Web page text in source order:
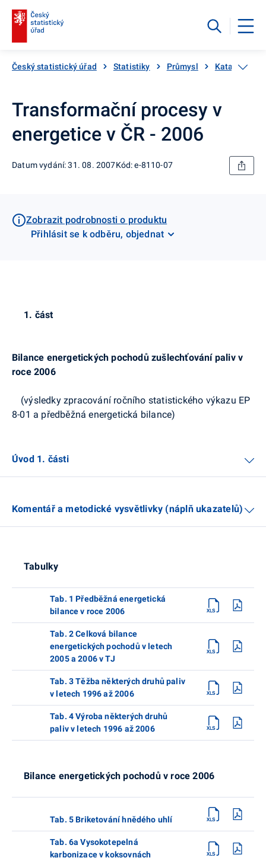
Český statistický úřad Statistiky Průmysl Katalog
Transformační procesy v
energetice v ČR - 2006
Datum vydání: 31. 08. 2007Kód: e-8110-07
Zobrazit podrobnosti o produktu
Přihlásit se k odběru, objednat
1. část
Bilance energetických pochodů zušlechťování paliv v
roce 2006
(výsledky zpracování ročního statistického výkazu EP
8-01 a předběžná energetická bilance)
Úvod 1. části
Komentář a metodické vysvětlivky (náplň ukazatelů)
Tabulky
Tab. 1 Předběžná energetická
bilance v roce 2006
Tab. 2 Celková bilance
energetických pochodů v letech
2005 a 2006 v TJ
Tab. 3 Těžba některých druhů paliv
v letech 1996 až 2006
Tab. 4 Výroba některých druhů
paliv v letech 1996 až 2006
Bilance energetických pochodů v roce 2006
Tab. 5 Briketování hnědého uhlí
Tab. 6a Vysokotepelná
karbonizace v koksovnách